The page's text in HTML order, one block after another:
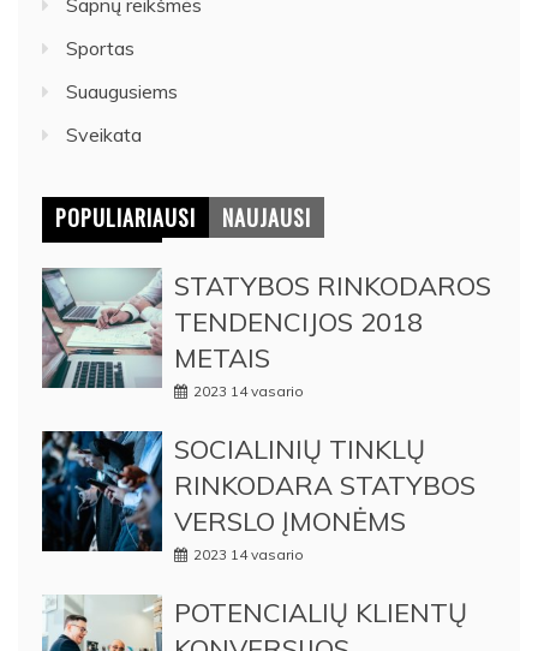
Sportas
Suaugusiems
Sveikata
POPULIARIAUSI NAUJAUSI
STATYBOS RINKODAROS
TENDENCIJOS 2018
METAIS
2023 14 vasario
SOCIALINIŲ TINKLŲ
RINKODARA STATYBOS
VERSLO ĮMONĖMS
2023 14 vasario
POTENCIALIŲ KLIENTŲ